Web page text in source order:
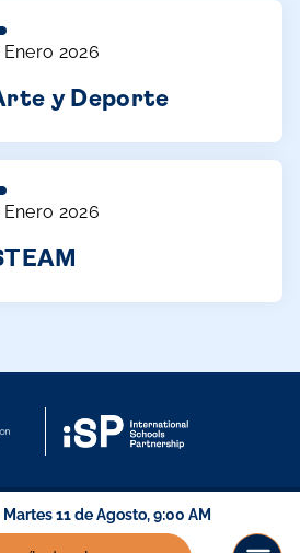
11 de Agosto, 9:00 AM
Enero 2026
y Deporte
Enero 2026